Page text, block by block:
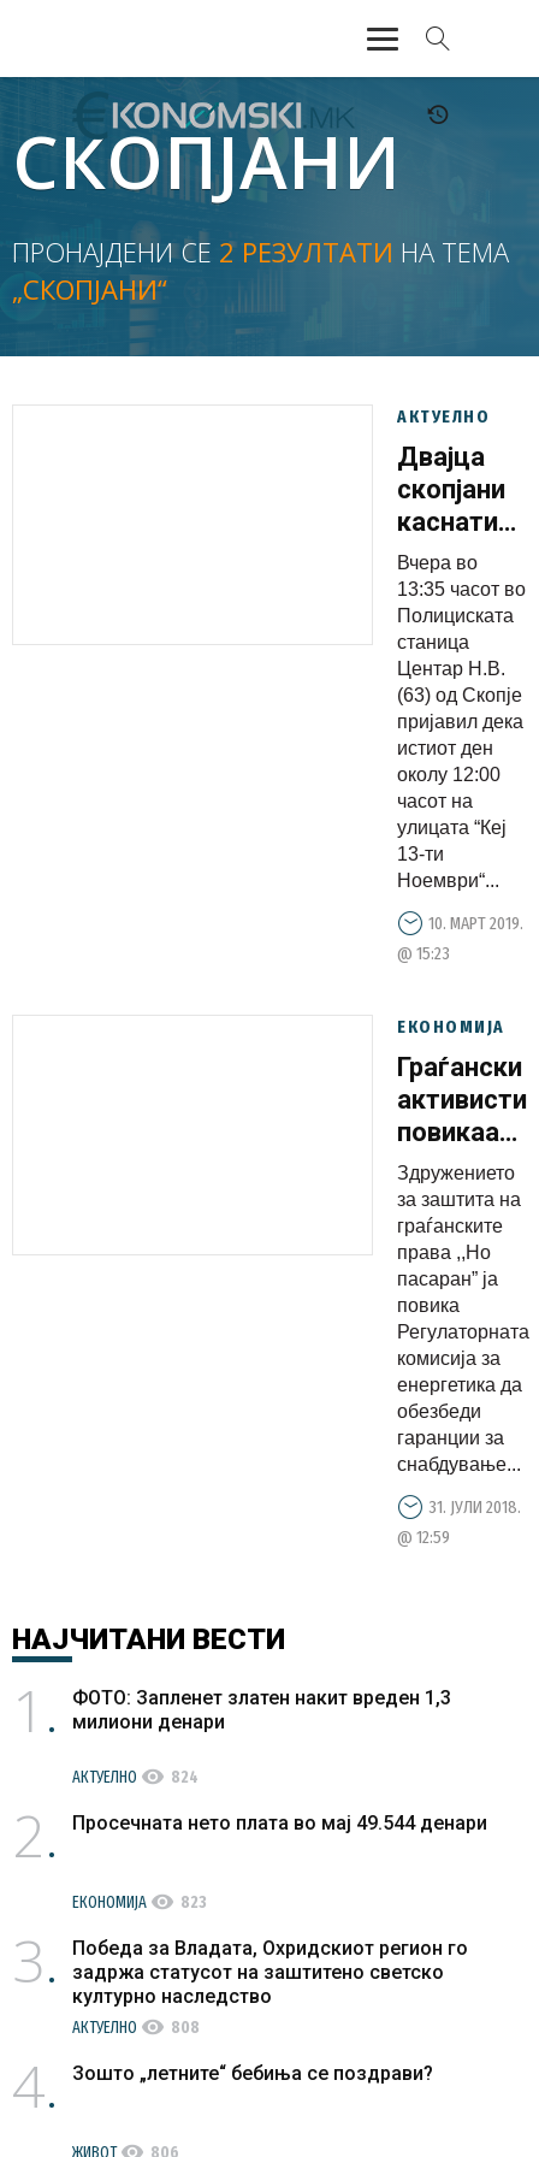
АКТУЕЛНО
ЕКОНОМИЈА
ФИНАНСИИ
БАНКАРСТВО
ЖИВОТ
СКОПЈАНИ
ПРОНАЈДЕНИ СЕ 2 РЕЗУЛТАТИ НА ТЕМА
„СКОПЈАНИ“
АКТУЕЛНО
Двајца
скопјани
каснати
од куче
Вчера во
13:35 часот во
Полициската
станица
Центар Н.В.
(63) од Скопје
пријавил дека
истиот ден
околу 12:00
часот на
улицата “Кеј
13-ти
Ноември“...
10. МАРТ 2019.
@ 15:23
ЕКОНОМИЈА
Граѓански
активисти
повикаа
да се
обезбедат
гаранции
за
скопјани
да не
останат
без парно
греење
Здружението
за заштита на
граѓанските
права ,,Но
пасаран” ја
повика
Регулаторната
комисија за
енергетика да
обезбеди
гаранции за
снабдување...
31. ЈУЛИ 2018.
@ 12:59
НАЈЧИТАНИ ВЕСТИ
1
ФОТО: Запленет златен накит вреден 1,3
милиони денари
АКТУЕЛНО visibility 824
2 Просечната нето плата во мај 49.544 денари
ЕКОНОМИЈА visibility 823
3
Победа за Владата, Охридскиот регион го
задржа статусот на заштитено светско
културно наследство
АКТУЕЛНО visibility 808
4 Зошто „летните“ бебиња се поздрави?
ЖИВОТvisibility 806